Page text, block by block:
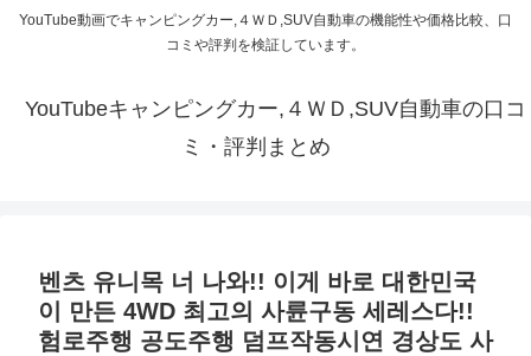
YouTube動画でキャンピングカー,４ＷＤ,SUV自動車の機能性や価格比較、口
コミや評判を検証しています。
YouTubeキャンピングカー,４ＷＤ,SUV自動車の口コ
ミ・評判まとめ
벤츠 유니목 너 나와!! 이게 바로 대한민국
이 만든 4WD 최고의 사륜구동 세레스다!!
험로주행 공도주행 덤프작동시연 경상도 사